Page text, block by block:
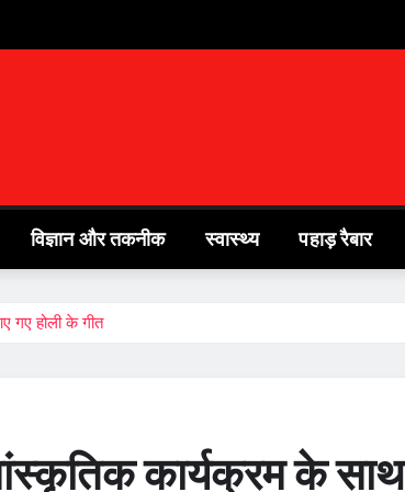
विज्ञान और तकनीक स्वास्थ्य पहाड़ रैबार
गए होली के गीत
कार्यक्रम के साथ